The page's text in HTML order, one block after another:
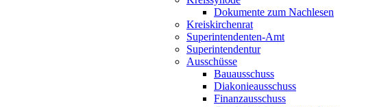
Dokumente zum Nachlesen
Kreiskirchenrat
Superintendenten-Amt
Superintendentur
Ausschüsse
Bauausschuss
Diakonieausschuss
Finanzausschuss